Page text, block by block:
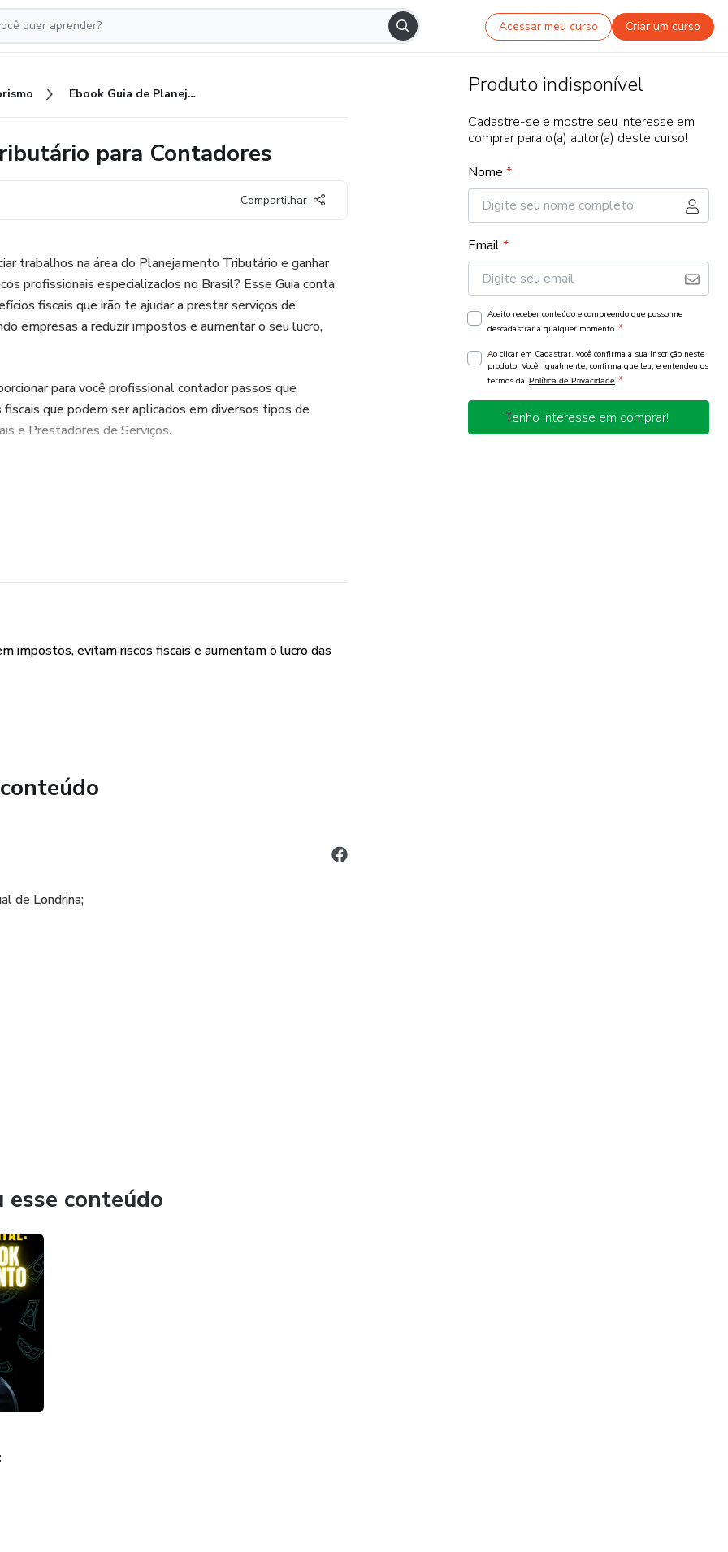
Acessar meu curso Criar um curso
Ebook Guia de Planejamento Tributário para Contadores
para Contadores
Compartilhar
trabalhos na área do Planejamento Tributário e ganhar
profissionais especializados no Brasil? Esse Guia conta
fiscais que irão te ajudar a prestar serviços de
empresas a reduzir impostos e aumentar o seu lucro,
para você profissional contador passos que
que podem ser aplicados em diversos tipos de
e Prestadores de Serviços.
já foram utilizados pela nossa equipe, ajudando mais
impostos, evitam riscos fiscais e aumentam o lucro das
de Londrina;
e Consultoria e Auditoria Tributária de grandes
conteúdo
Produto indisponível
Cadastre-se e mostre seu interesse em
comprar para o(a) autor(a) deste curso!
Nome *
Email*
Aceito receber conteúdo e compreendo que posso me
descadastrar a qualquer momento. *
Ao clicar em Cadastrar, você confirma a sua inscrição neste
produto. Você, igualmente, confirma que leu, e entendeu os
termos da Política de Privacidade *
Tenho interesse em comprar!